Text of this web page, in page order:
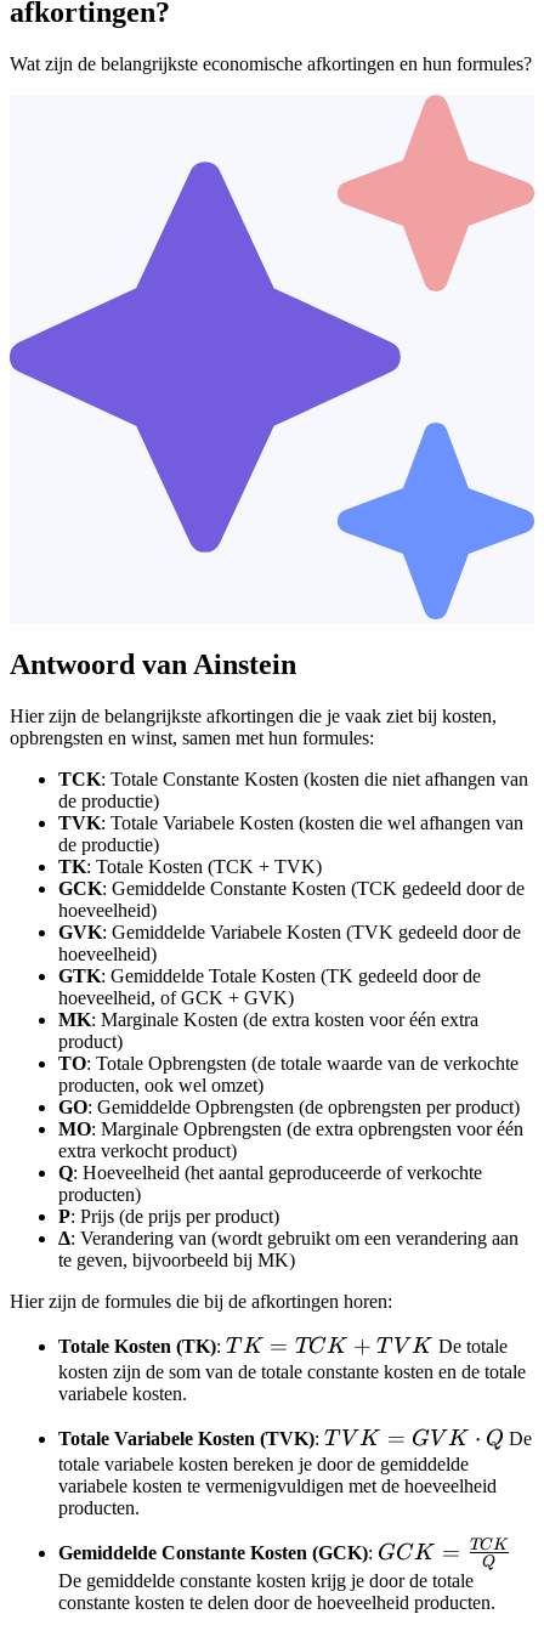
afkortingen?
Wat zijn de belangrijkste economische afkortingen en hun formules?
Antwoord van Ainstein
Hier zijn de belangrijkste afkortingen die je vaak ziet bij kosten,
opbrengsten en winst, samen met hun formules:
TCK: Totale Constante Kosten (kosten die niet afhangen van
de productie)
TVK: Totale Variabele Kosten (kosten die wel afhangen van
de productie)
TK: Totale Kosten (TCK + TVK)
GCK: Gemiddelde Constante Kosten (TCK gedeeld door de
hoeveelheid)
GVK: Gemiddelde Variabele Kosten (TVK gedeeld door de
hoeveelheid)
GTK: Gemiddelde Totale Kosten (TK gedeeld door de
hoeveelheid, of GCK + GVK)
MK: Marginale Kosten (de extra kosten voor één extra
product)
TO: Totale Opbrengsten (de totale waarde van de verkochte
producten, ook wel omzet)
GO: Gemiddelde Opbrengsten (de opbrengsten per product)
MO: Marginale Opbrengsten (de extra opbrengsten voor één
extra verkocht product)
Q: Hoeveelheid (het aantal geproduceerde of verkochte
producten)
P: Prijs (de prijs per product)
Δ: Verandering van (wordt gebruikt om een verandering aan
te geven, bijvoorbeeld bij MK)
Hier zijn de formules die bij de afkortingen horen:
Totale Kosten (TK): TK
=
+
TVK
T K = TCK + TV K De totale
kosten zijn de som van de totale constante kosten en de totale
variabele kosten.
Totale Variabele Kosten (TVK): TVK
=
GVK
Q
T V K = GV K ⋅ Q De
totale variabele kosten bereken je door de gemiddelde
variabele kosten te vermenigvuldigen met de hoeveelheid
producten.
Gemiddelde Constante Kosten (GCK): GCK =
\frac{TCK}
{Q}
GCK = Q
TCK
De gemiddelde constante kosten krijg je door de totale
constante kosten te delen door de hoeveelheid producten.